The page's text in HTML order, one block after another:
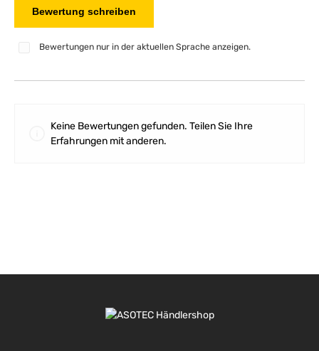
Bewertung schreiben
Bewertungen nur in der aktuellen Sprache anzeigen.
Keine Bewertungen gefunden. Teilen Sie Ihre
Erfahrungen mit anderen.